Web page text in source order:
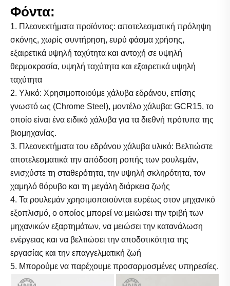
Φόντα:
1. Πλεονεκτήματα προϊόντος: αποτελεσματική πρόληψη
σκόνης, χωρίς συντήρηση, ευρύ φάσμα χρήσης,
εξαιρετικά υψηλή ταχύτητα και αντοχή σε υψηλή
θερμοκρασία, υψηλή ταχύτητα και εξαιρετικά υψηλή
ταχύτητα
2. Υλικό: Χρησιμοποιούμε χάλυβα εδράνου, επίσης
γνωστό ως (Chrome Steel), μοντέλο χάλυβα: GCR15, το
οποίο είναι ένα ειδικό χάλυβα για τα διεθνή πρότυπα της
βιομηχανίας.
3. Πλεονεκτήματα του εδράνου χάλυβα υλικό: Βελτιώστε
αποτελεσματικά την απόδοση ροπής των ρουλεμάν,
ενισχύστε τη σταθερότητα, την υψηλή σκληρότητα, τον
χαμηλό θόρυβο και τη μεγάλη διάρκεια ζωής
4. Τα ρουλεμάν χρησιμοποιούνται ευρέως στον μηχανικό
εξοπλισμό, ο οποίος μπορεί να μειώσει την τριβή των
μηχανικών εξαρτημάτων, να μειώσει την κατανάλωση
ενέργειας και να βελτιώσει την αποδοτικότητα της
εργασίας και την επαγγελματική ζωή
5. Μπορούμε να παρέχουμε προσαρμοσμένες υπηρεσίες.